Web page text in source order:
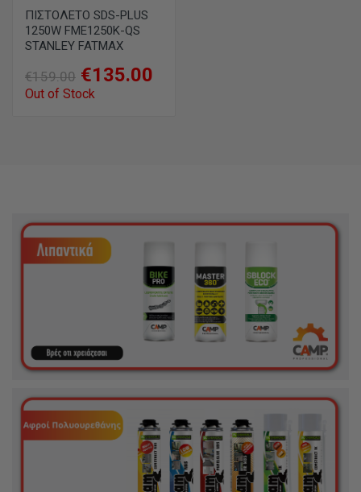
ΠΙΣΤΟΛΕΤΟ SDS-PLUS
1250W FME1250K-QS
STANLEY FATMAX
€159.00 €135.00
Out of Stock